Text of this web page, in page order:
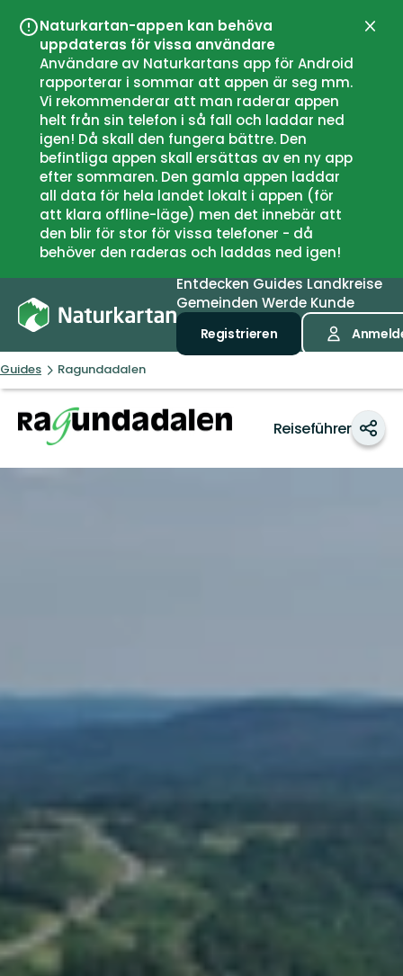
Naturkartan-appen kan behöva
uppdateras för vissa användare
Användare av Naturkartans app för Android
rapporterar i sommar att appen är seg mm.
Vi rekommenderar att man raderar appen
helt från sin telefon i så fall och laddar ned
igen! Då skall den fungera bättre. Den
befintliga appen skall ersättas av en ny app
efter sommaren. Den gamla appen laddar
all data för hela landet lokalt i appen (för
att klara offline-läge) men det innebär att
den blir för stor för vissa telefoner - då
behöver den raderas och laddas ned igen!
EntdeckenGuidesLandkreise
Gemeinden Werde Kunde
Registrieren
Guides Ragundadalen
Reiseführer